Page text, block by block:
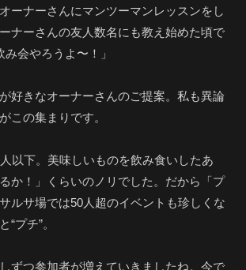
ーナーさんにマンツーマンレッスンをし
ナーさんの友人数名にも教え始めた頃で
会やろうよ〜！」
好きなオーナーさんのご提案。私も異論
この集まりです。
以下。美味しいものを飲み食いしたあ
か！」くらいのノリでした。だから「プ
ルサ場では50人超のイベントも珍しくな
“プチ”。
ずつ参加者が増えていきましたね。今で